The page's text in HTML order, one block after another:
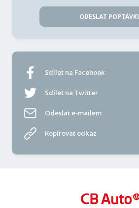
ODESLAT
Sdílet na Facebook
Sdílet na Twitter
Odeslat e-mailem
Kopírovat odkaz